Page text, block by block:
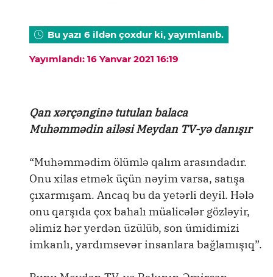
Bu yazı 6 ildən çoxdur ki, yayımlanıb.
Yayımlandı: 16 Yanvar 2021 16:19
Qan xərçənginə tutulan balaca
Muhəmmədin ailəsi Meydan TV-yə danışır
“Muhəmmədim ölümlə qalım arasındadır.
Onu xilas etmək üçün nəyim varsa, satışa
çıxarmışam. Ancaq bu da yetərli deyil. Hələ
onu qarşıda çox bahalı müalicələr gözləyir,
əlimiz hər yerdən üzülüb, son ümidimizi
imkanlı, yardımsevər insanlara bağlamışıq”.